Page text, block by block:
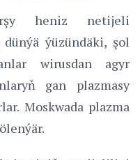
heniz netijeli
ýüzündäki, şol
wirusdan agyr
gan plazmasy
Moskwada plazma